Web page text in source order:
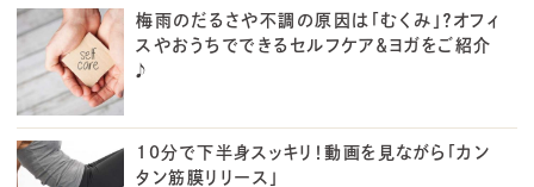
梅雨のだるさや不調の原因は「むくみ」？オフィ
スやおうちでできるセルフケア＆ヨガをご紹介
♪
10分で下半身スッキリ！動画を見ながら「カン
タン筋膜リリース」